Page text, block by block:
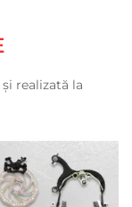
realizată la